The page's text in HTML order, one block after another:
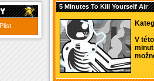
5 Minutes To Kill Yourself Air
V